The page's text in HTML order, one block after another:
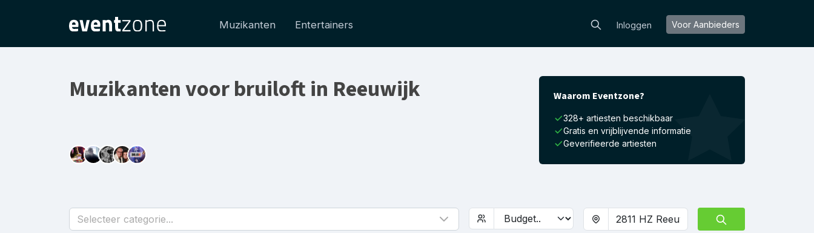
Muzikanten Entertainers Inloggen Voor Aanbieders
Muzikanten voor bruiloft in Reeuwijk Waarom Eventzone?
328+ artiesten beschikbaar
Gratis en vrijblijvende informatie
Geverifieerde artiesten
Selecteer categorie...